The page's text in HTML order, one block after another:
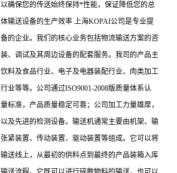
确保您的传送始终保持*性能，保证降低您的总
输送设备的生产效率 上海KOPAI公司是专业提
的企业。我们的核心业务包括物流输送方案的咨
、调试及其周边设备的配套服务。我司的产品主
料及食品行业、电子及电器装配行业、肉类加工
业等等。公司通过ISO9001-2008版质量体系认
标准，产品质量稳定可靠；公司加工力量雄厚，
及先进的检测设备。输送机通常主要由机架、输
紧装置、传动装置、驱动装置等组成。它可以将
送线上，从最初的供料点到最终的产品装箱入库